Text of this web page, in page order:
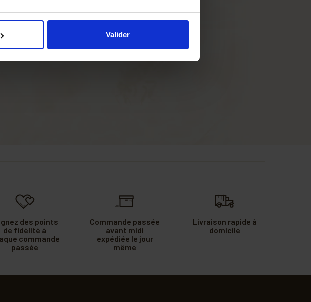
Valider
des points
de fidélité à
commande
passée
Commande passée
avant midi
expédiée le jour
même
Livraison rapide à
domicile